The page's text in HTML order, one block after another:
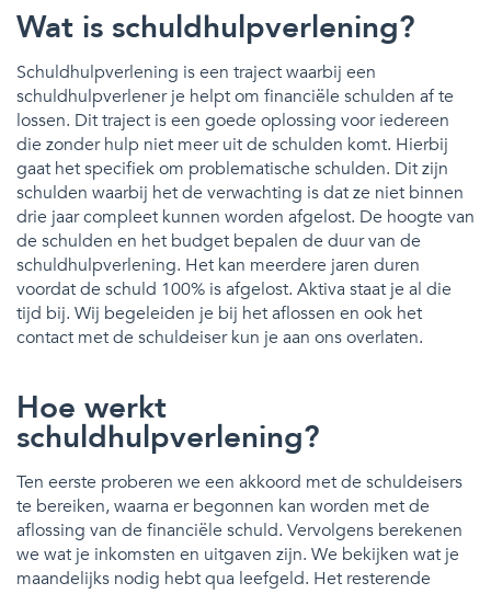
Wat is schuldhulpverlening?
Schuldhulpverlening is een traject waarbij een
schuldhulpverlener je helpt om financiële schulden af te
lossen. Dit traject is een goede oplossing voor iedereen
die zonder hulp niet meer uit de schulden komt. Hierbij
gaat het specifiek om problematische schulden. Dit zijn
schulden waarbij het de verwachting is dat ze niet binnen
drie jaar compleet kunnen worden afgelost. De hoogte van
de schulden en het budget bepalen de duur van de
schuldhulpverlening. Het kan meerdere jaren duren
voordat de schuld 100% is afgelost. Aktiva staat je al die
tijd bij. Wij begeleiden je bij het aflossen en ook het
contact met de schuldeiser kun je aan ons overlaten.
Hoe werkt
schuldhulpverlening?
Ten eerste proberen we een akkoord met de schuldeisers
te bereiken, waarna er begonnen kan worden met de
aflossing van de financiële schuld. Vervolgens berekenen
we wat je inkomsten en uitgaven zijn. We bekijken wat je
maandelijks nodig hebt qua leefgeld. Het resterende